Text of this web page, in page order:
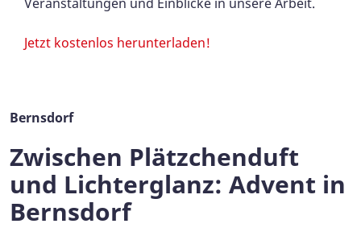
Veranstaltungen und Einblicke in unsere Arbeit.
Jetzt kostenlos herunterladen!
Bernsdorf
Zwischen Plätzchenduft
und Lichterglanz: Advent in
Bernsdorf